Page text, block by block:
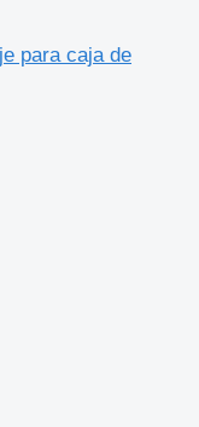
para caja de